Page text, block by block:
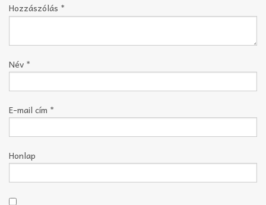
Hozzászólás *
Név *
E-mail cím *
Honlap